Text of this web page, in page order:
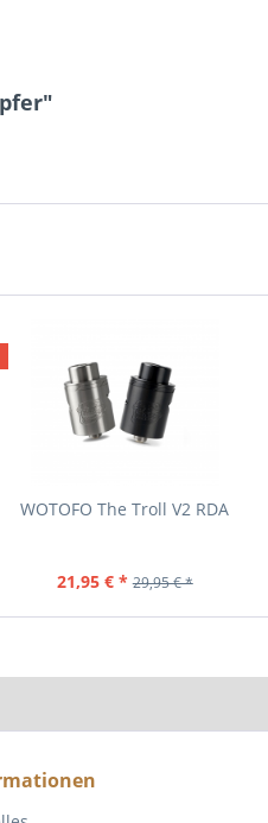
WOTOFO The Troll V2 RDA
21,95 € * 29,95 € *